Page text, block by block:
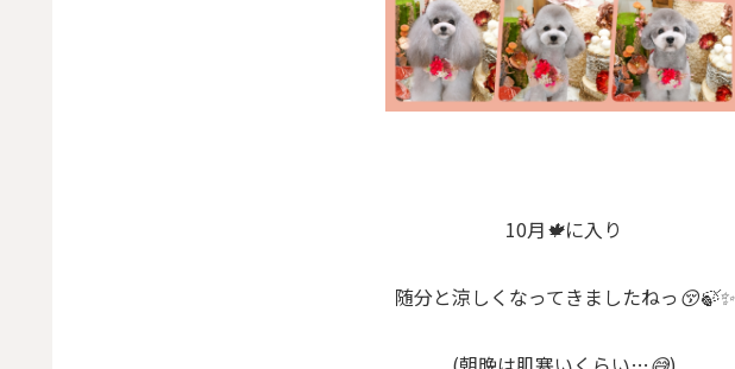
10月🍁に入り
随分と涼しくなってきましたねっ😚🍃✨